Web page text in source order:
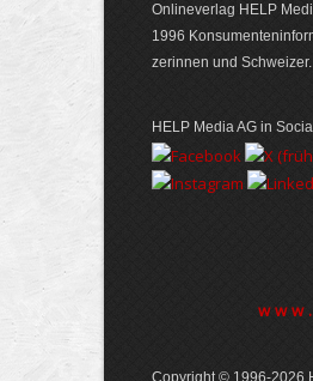
Online­verlag HELP
1996
zerinnen und Schweizer.
HELP Media AG in
Copyright © 1996-2026